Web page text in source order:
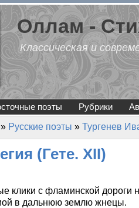
Оллам -
Классическая и
поэты Рубрики
» Русские поэты » Тургенев
(Гете. XII)
клики с фламинской дороги
в дальнюю землю жнецы.